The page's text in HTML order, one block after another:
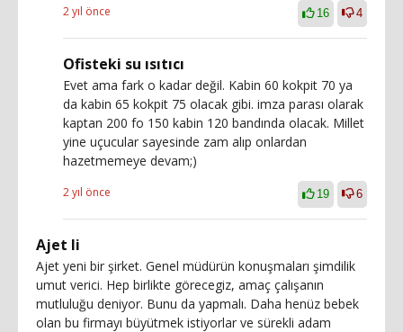
2 yıl önce 16 4
Ofisteki su ısıtıcı
Evet ama fark o kadar değil. Kabin 60 kokpit 70 ya
da kabin 65 kokpit 75 olacak gibi. imza parası olarak
kaptan 200 fo 150 kabin 120 bandında olacak. Millet
yine uçucular sayesinde zam alıp onlardan
hazetmemeye devam;)
2 yıl önce 19 6
Ajet li
Ajet yeni bir şirket. Genel müdürün konuşmaları şimdilik
umut verici. Hep birlikte görecegiz, amaç çalışanın
mutluluğu deniyor. Bunu da yapmalı. Daha henüz bebek
olan bu firmayı büyütmek istiyorlar ve sürekli adam